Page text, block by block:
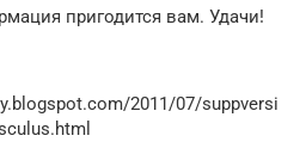
пригодится вам. Удачи!
2011/07/suppversi